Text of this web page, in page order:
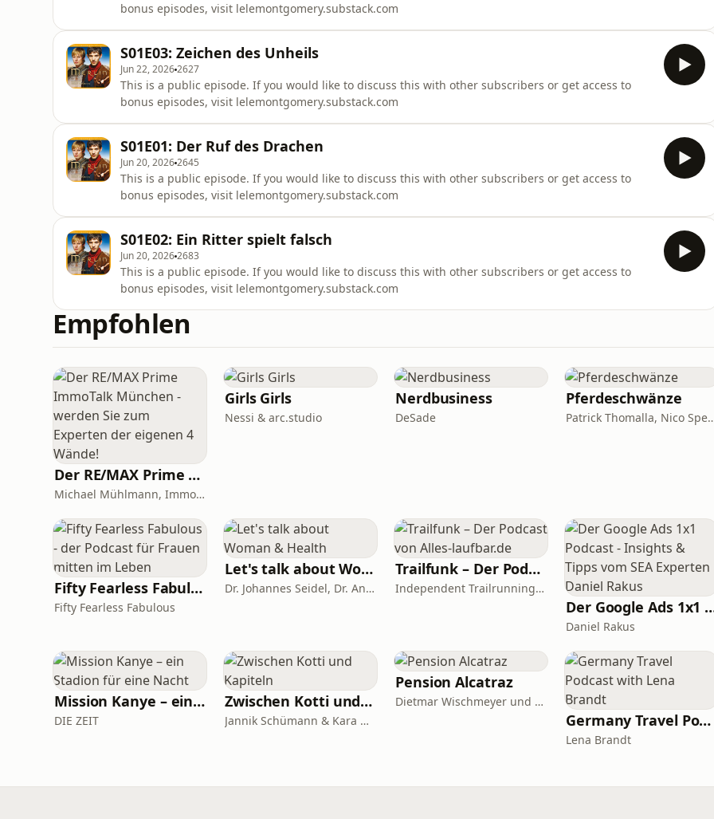
bonus episodes, visit lelemontgomery.substack.com
S01E03: Zeichen des Unheils
Jun 22, 20262627
This is a public episode. If you would like to discuss this with other subscribers or get access to
bonus episodes, visit lelemontgomery.substack.com
S01E01: Der Ruf des Drachen
Jun 20, 20262645
This is a public episode. If you would like to discuss this with other subscribers or get access to
bonus episodes, visit lelemontgomery.substack.com
S01E02: Ein Ritter spielt falsch
Jun 20, 20262683
This is a public episode. If you would like to discuss this with other subscribers or get access to
bonus episodes, visit lelemontgomery.substack.com
Empfohlen
Der RE/MAX Prime ImmoTalk München - werden Sie zum Experten der eigenen 4 Wände!
Michael Mühlmann, Immobiliengutachter (Dipl. Sachverständiger DIA)
Girls Girls
Nessi & arc.studio
Nerdbusiness
DeSade
Pferdeschwänze
Patrick
Fifty Fearless Fabulous - der Podcast für Frauen mitten im Leben
Fifty Fearless Fabulous
Let's talk about Woman & Health
Dr. Johannes Seidel, Dr. Andreas Nather, Dr. Agnes Jäger-Lansky, Kolleginnen und Kollegen
Trailfunk – Der Podcast von Alles-laufbar.de
Independent Trailrunning Media
Der Google Ads 1x1 Podcast - Insights
Daniel Rakus
Mission Kanye – ein Stadion für eine Nacht
DIE ZEIT
Zwischen Kotti und Kapiteln
Jannik Schümann & Kara Wolf
Pension Alcatraz
Dietmar Wischmeyer und Tina Voß
Germany Travel Podcast with Lena Brandt
Lena Brandt